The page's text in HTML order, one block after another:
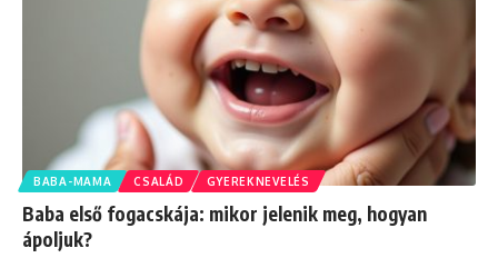
BABA-MAMA CSALÁD GYEREKNEVELÉS
Baba első fogacskája: mikor jelenik meg, hogyan
ápoljuk?